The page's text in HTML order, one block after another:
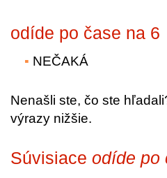
odíde po čase na 6
NEČAKÁ
Nenašli ste, čo ste
výrazy nižšie.
Súvisiace odíde po